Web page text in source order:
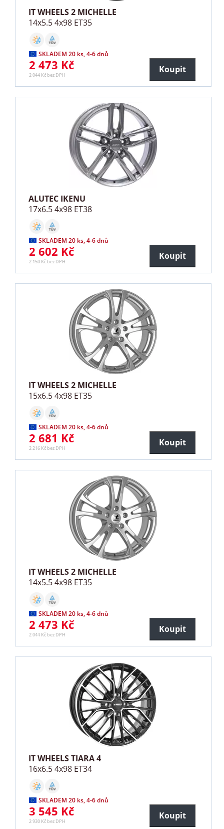
IT WHEELS 2 MICHELLE
14x5.5 4x98 ET35
SKLADEM 20 ks, 4-6 dnů
2 473 Kč
2 044 Kč bez DPH
Koupit
ALUTEC IKENU
17x6.5 4x98 ET38
SKLADEM 20 ks, 4-6 dnů
2 602 Kč
2 150 Kč bez DPH
Koupit
IT WHEELS 2 MICHELLE
15x6.5 4x98 ET35
SKLADEM 20 ks, 4-6 dnů
2 681 Kč
2 216 Kč bez DPH
Koupit
IT WHEELS 2 MICHELLE
14x5.5 4x98 ET35
SKLADEM 20 ks, 4-6 dnů
2 473 Kč
2 044 Kč bez DPH
Koupit
IT WHEELS TIARA 4
16x6.5 4x98 ET34
SKLADEM 20 ks, 4-6 dnů
3 545 Kč
2 930 Kč bez DPH
Koupit